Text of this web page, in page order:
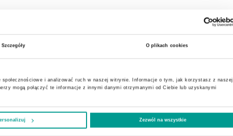
Szczegóły O plikach cookies
i analizować ruch w naszej witrynie. Informacje o tym, jak korzystasz z naszej
mogą połączyć te informacje z innymi danymi otrzymanymi od Ciebie lub uzyskanymi
Zezwól na wszystkie